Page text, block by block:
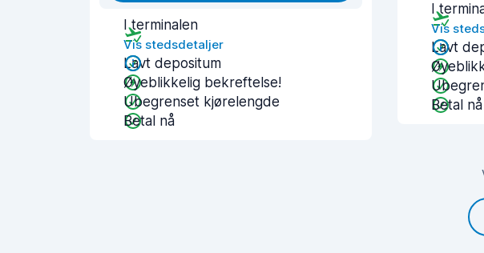
I terminalen
Vis stedsdetaljer
Lavt depositum
Øyeblikkelig bekreftelse!
Ubegrenset kjørelengde
Betal nå
I
Vis
Lavt
Betal nå